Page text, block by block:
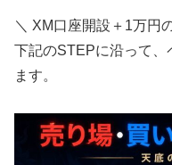
＼ XM口座開設＋1万円
下記のSTEPに沿って、
ます。